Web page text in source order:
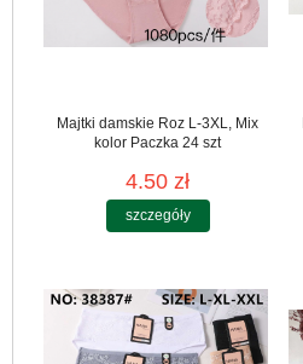
Majtki damskie Roz L-3XL, Mix
kolor Paczka 24 szt
4.50 zł
szczegóły